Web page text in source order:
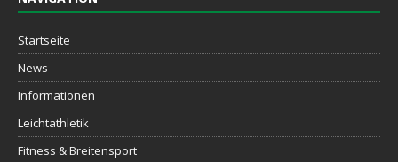
Startseite
News
Informationen
Leichtathletik
Fitness & Breitensport